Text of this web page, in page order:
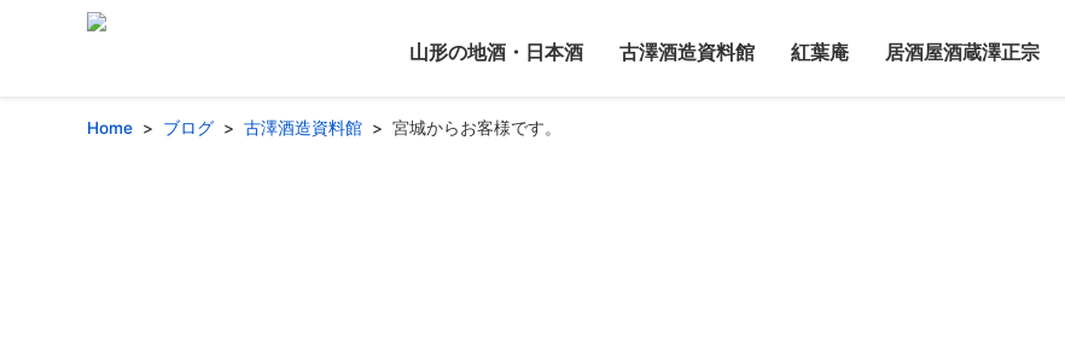
山形の地酒・日本酒 古澤酒造資料館 紅葉庵 居酒屋酒蔵澤正宗
Home ブログ 古澤酒造資料館 宮城からお客様です。